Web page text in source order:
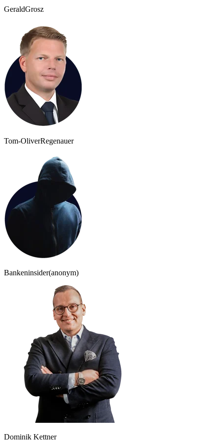
GeraldGrosz
Tom-OliverRegenauer
Bankeninsider(anonym)
Dominik Kettner